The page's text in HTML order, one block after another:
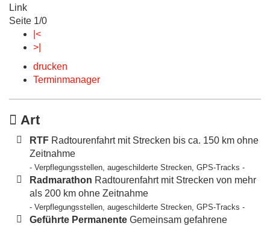
Link
Seite 1/0
|<
>|
drucken
Terminmanager
Art
RTF Radtourenfahrt mit Strecken bis ca. 150 km ohne
Zeitnahme
- Verpflegungsstellen, augeschilderte Strecken, GPS-Tracks -
Radmarathon Radtourenfahrt mit Strecken von mehr
als 200 km ohne Zeitnahme
- Verpflegungsstellen, augeschilderte Strecken, GPS-Tracks -
Geführte Permanente Gemeinsam gefahrene